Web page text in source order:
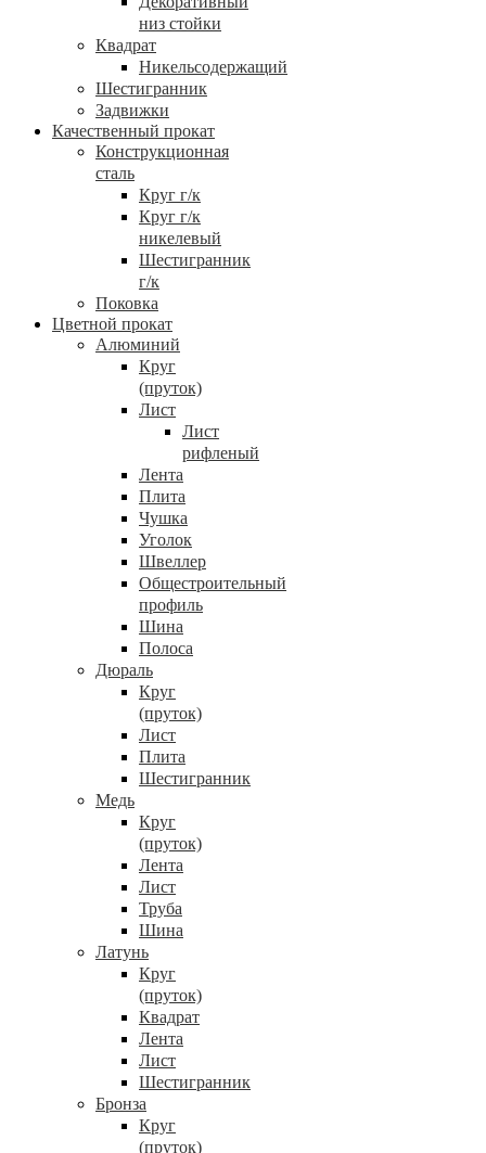
низ стойки
Квадрат
Никельсодержащий
Шестигранник
Задвижки
Качественный прокат
Конструкционная
сталь
Круг г/к
Круг г/к
никелевый
Шестигранник
г/к
Поковка
Цветной прокат
Алюминий
Круг
(пруток)
Лист
Лист
рифленый
Лента
Плита
Чушка
Уголок
Швеллер
Общестроительный
профиль
Шина
Полоса
Дюраль
Круг
(пруток)
Лист
Плита
Шестигранник
Медь
Круг
(пруток)
Лента
Лист
Труба
Шина
Латунь
Круг
(пруток)
Квадрат
Лента
Лист
Шестигранник
Бронза
Круг
(пруток)